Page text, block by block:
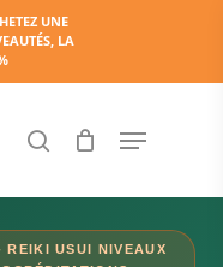
UNE
LA
search Menu
REIKI USUI NIVEAUX